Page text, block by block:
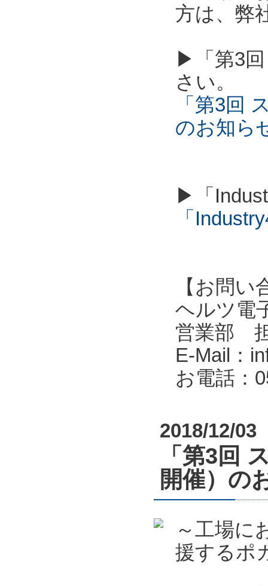
方は、弊
▶「第3回
さい。
「第3回
のお知ら
▶「
「
【お問い
ヘルツ電
営業部
E-Mail：
お電話：
2018/12/03
「第3回
開催）の
～工場に
援するポ